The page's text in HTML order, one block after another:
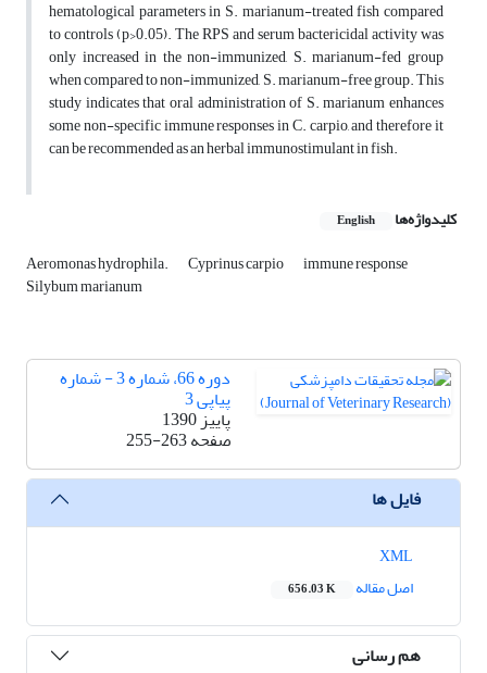
hematological parameters in S. marianum-treated fish compared
to controls (p>0.05). The RPS and serum bactericidal activity was
only increased in the non-immunized, S. marianum-fed group
when compared to non-immunized, S. marianum-free group. This
study indicates that oral administration of S. marianum enhances
some non-specific immune responses in C. carpio, and therefore it
can be recommended as an herbal immunostimulant in fish.
کلیدواژه‌ها English
Aeromonas hydrophila. Cyprinus carpio immune response
Silybum marianum
دوره 66، شماره 3 - شماره
پیاپی 3
پاییز 1390
صفحه255-263
فایل ها
اصل مقاله
656.03 K
هم رسانی